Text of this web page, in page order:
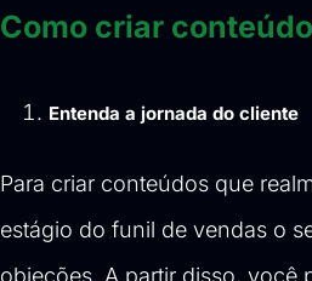
Como criar
Entenda a jornada do cliente
Para criar conteúdos que
estágio do funil de vendas o
objeções. A partir disso, você